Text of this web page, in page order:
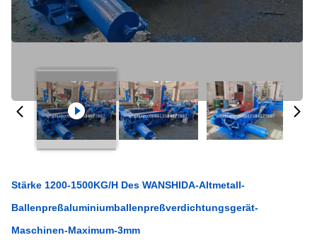
Stärke 1200-1500KG/H Des WANSHIDA-Altmetall-
Ballenpreßaluminiumballenpreßverdichtungsgerät-
Maschinen-Maximum-3mm